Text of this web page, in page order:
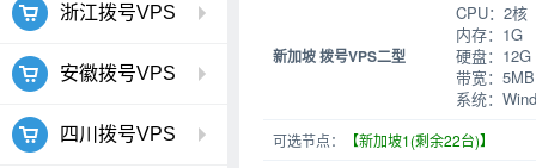
浙江拨号VPS
安徽拨号VPS
四川拨号VPS
新加坡 拨号VPS二型
CPU：2核
内存：1G
硬盘：12G
带宽：5MB
系统：
可选节点： 【新加坡1(剩余22台)】